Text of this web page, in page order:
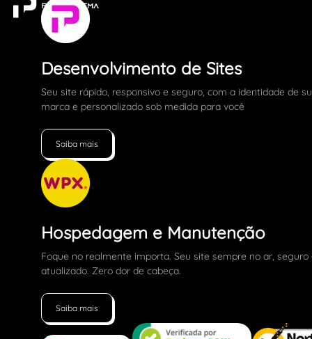
Desenvolvimento de Sites
Seu site rápido, responsivo e seguro, com a identidade de
marca e personalizado sob medida para você
Saiba mais
Hospedagem e Manutenção
Foque no realmente importa. Seu site sempre no ar, seguro
atualizado. Zero dor de cabeça.
Saiba mais